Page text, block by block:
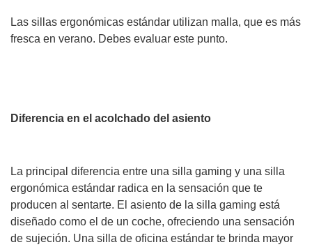
Las sillas ergonómicas estándar utilizan malla, que es más
fresca en verano. Debes evaluar este punto.
Diferencia en el acolchado del asiento
La principal diferencia entre una silla gaming y una silla
ergonómica estándar radica en la sensación que te
producen al sentarte. El asiento de la silla gaming está
diseñado como el de un coche, ofreciendo una sensación
de sujeción. Una silla de oficina estándar te brinda mayor